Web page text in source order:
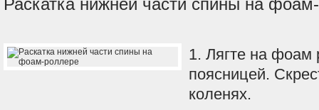
Раскатка нижней части спины на
1. Лягте на фоам
поясницей.
коленях.